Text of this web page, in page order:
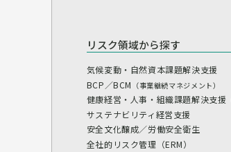
リスク領域から探す
気候変動・自然資本課題解決支援
BCP／BCM （事業継続マネジメント）
健康経営・人事・組織課題解決支援
サステナビリティ経営支援
安全文化醸成／労働安全衛生
全社的リスク管理（ERM）